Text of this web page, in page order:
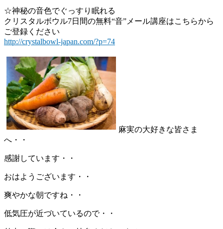
☆神秘の音色でぐっすり眠れる
クリスタルボウル7日間の無料“音”メール講座はこちらから
ご登録ください
http://crystalbowl-japan.com/?p=74
麻実の大好きな皆さま
へ・・
感謝しています・・
おはようございます・・
爽やかな朝ですね・・
低気圧が近づいているので・・